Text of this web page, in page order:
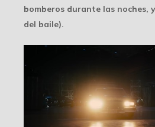
bomberos durante las noches,
del baile).